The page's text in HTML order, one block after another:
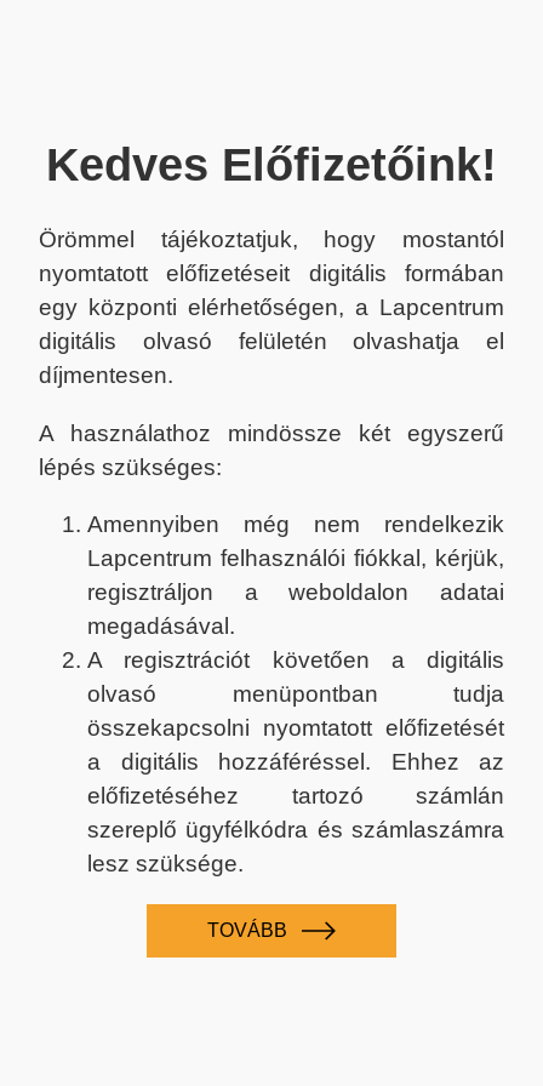
Kedves Előfizetőink!
Örömmel tájékoztatjuk, hogy mostantól
nyomtatott előfizetéseit digitális formában
egy központi elérhetőségen, a Lapcentrum
digitális olvasó felületén olvashatja el
díjmentesen.
A használathoz mindössze két egyszerű
lépés szükséges:
Amennyiben még nem rendelkezik
Lapcentrum felhasználói fiókkal, kérjük,
regisztráljon a weboldalon adatai
megadásával.
A regisztrációt követően a digitális
olvasó menüpontban tudja
összekapcsolni nyomtatott előfizetését
a digitális hozzáféréssel. Ehhez az
előfizetéséhez tartozó számlán
szereplő ügyfélkódra és számlaszámra
lesz szüksége.
TOVÁBB